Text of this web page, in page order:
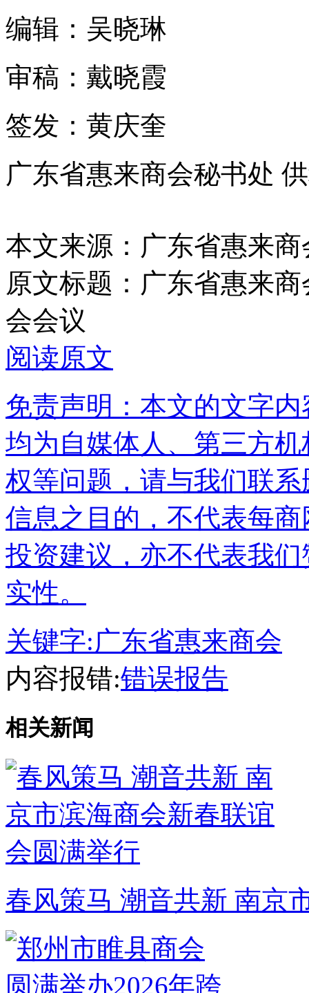
编辑：吴晓琳
审稿：戴晓霞
签发：黄庆奎
广东省惠来商会秘书处
本文来源：广东省惠来商
原文标题： 广东省惠来
会会议
阅读原文
免责声明：本文的文字
均为自媒体人、第三方
权等问题，请与我们联
信息之目的，不代表每
投资建议，亦不代表我
实性。
关键字:广东省惠来商会
内容报错:错误报告
相关新闻
春风策马 潮音共新 南京